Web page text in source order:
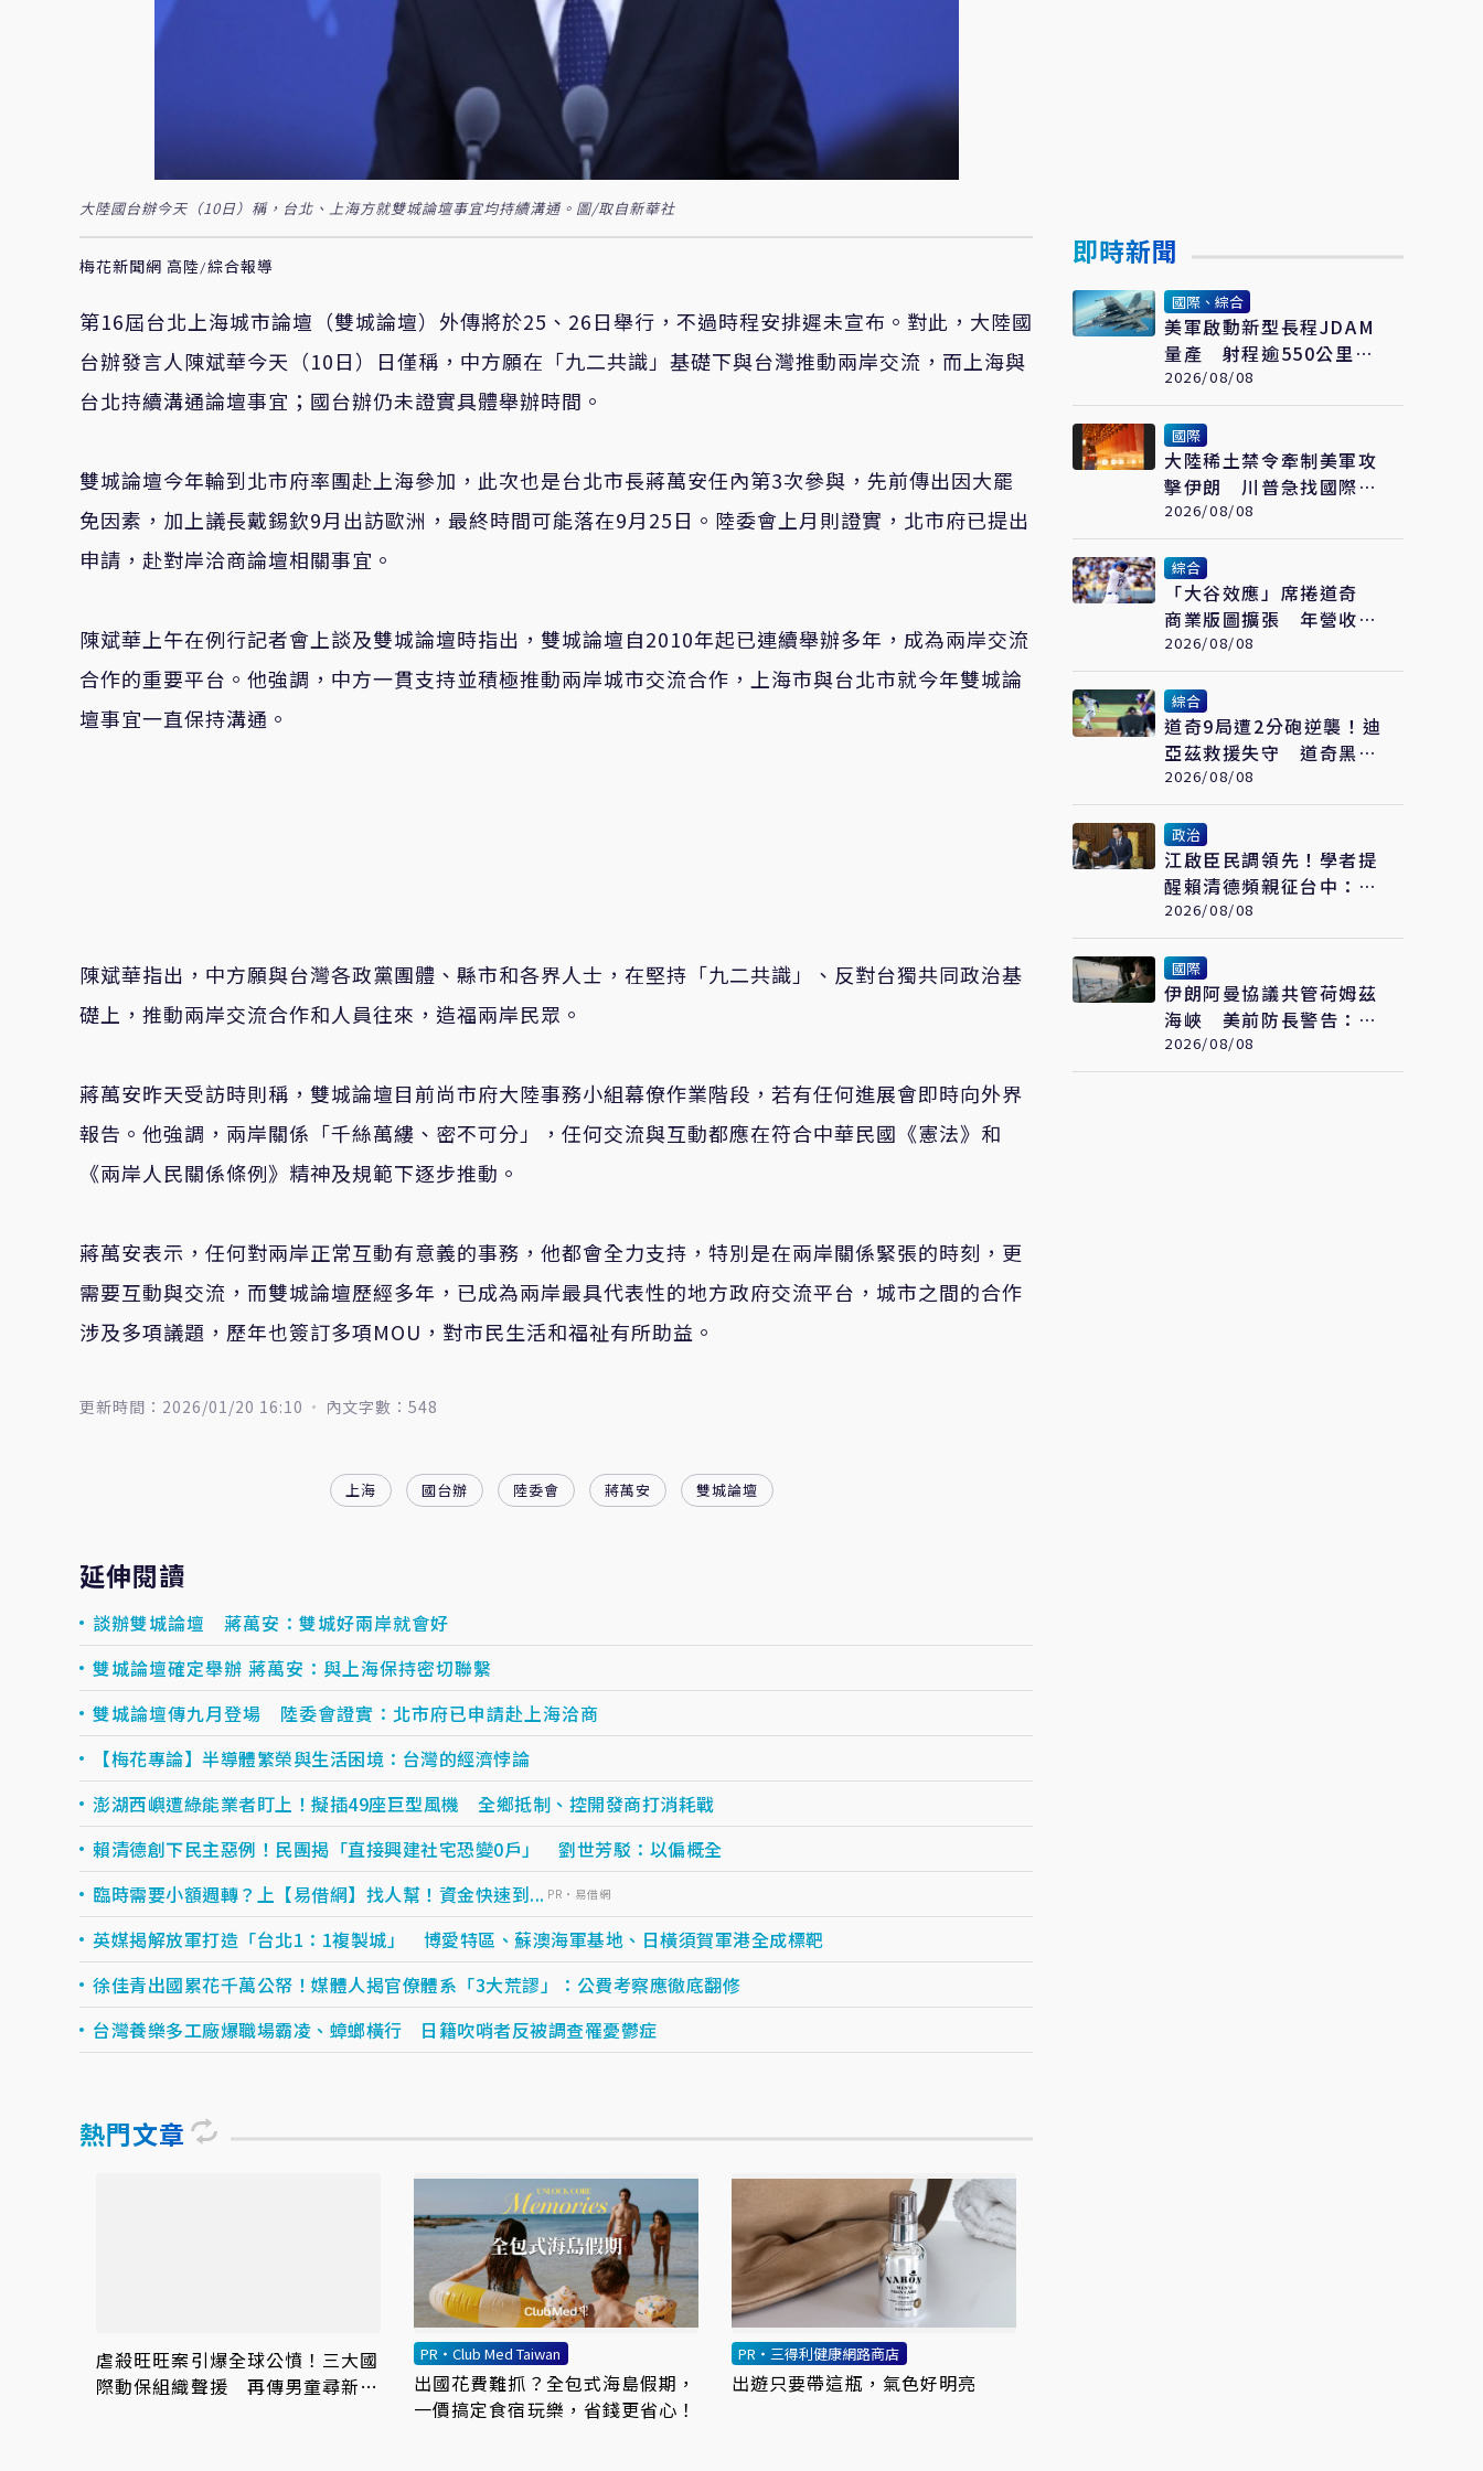
大陸國台辦今天（10日）稱，台北、上海方就雙城論壇事宜均持續溝通。圖/取自新華社
梅花新聞網 高陸/綜合報導
第16屆台北上海城市論壇（雙城論壇）外傳將於25、26日舉行，不過時程安排遲未宣布。對此，大陸國
台辦發言人陳斌華今天（10日）日僅稱，中方願在「九二共識」基礎下與台灣推動兩岸交流，而上海與
台北持續溝通論壇事宜；國台辦仍未證實具體舉辦時間。
雙城論壇今年輪到北市府率團赴上海參加，此次也是台北市長蔣萬安任內第3次參與，先前傳出因大罷
免因素，加上議長戴錫欽9月出訪歐洲，最終時間可能落在9月25日。陸委會上月則證實，北市府已提出
申請，赴對岸洽商論壇相關事宜。
陳斌華上午在例行記者會上談及雙城論壇時指出，雙城論壇自2010年起已連續舉辦多年，成為兩岸交流
合作的重要平台。他強調，中方一貫支持並積極推動兩岸城市交流合作，上海市與台北市就今年雙城論
壇事宜一直保持溝通。
陳斌華指出，中方願與台灣各政黨團體、縣市和各界人士，在堅持「九二共識」、反對台獨共同政治基
礎上，推動兩岸交流合作和人員往來，造福兩岸民眾。
蔣萬安昨天受訪時則稱，雙城論壇目前尚市府大陸事務小組幕僚作業階段，若有任何進展會即時向外界
報告。他強調，兩岸關係「千絲萬縷、密不可分」，任何交流與互動都應在符合中華民國《憲法》和
《兩岸人民關係條例》精神及規範下逐步推動。
蔣萬安表示，任何對兩岸正常互動有意義的事務，他都會全力支持，特別是在兩岸關係緊張的時刻，更
需要互動與交流，而雙城論壇歷經多年，已成為兩岸最具代表性的地方政府交流平台，城市之間的合作
涉及多項議題，歷年也簽訂多項MOU，對市民生活和福祉有所助益。
更新時間：2026/01/20 16:10 內文字數：548
上海 國台辦 陸委會 蔣萬安 雙城論壇
延伸閱讀
談辦雙城論壇 蔣萬安：雙城好兩岸就會好
雙城論壇確定舉辦 蔣萬安：與上海保持密切聯繫
雙城論壇傳九月登場 陸委會證實：北市府已申請赴上海洽商
【梅花專論】半導體繁榮與生活困境：台灣的經濟悖論
澎湖西嶼遭綠能業者盯上！擬插49座巨型風機 全鄉抵制、控開發商打消耗戰
賴清德創下民主惡例！民團揭「直接興建社宅恐變0戶」 劉世芳駁：以偏概全
臨時需要小額週轉？上【易借網】找人幫！資金快速到... PR・易借網
英媒揭解放軍打造「台北1：1複製城」 博愛特區、蘇澳海軍基地、日橫須賀軍港全成標靶
徐佳青出國累花千萬公帑！媒體人揭官僚體系「3大荒謬」：公費考察應徹底翻修
台灣養樂多工廠爆職場霸凌、蟑螂橫行 日籍吹哨者反被調查罹憂鬱症
熱門文章
虐殺旺旺案引爆全球公憤！三大國
際動保組織聲援 再傳男童尋新目
PR・Club Med Taiwan
出國花費難抓？全包式海島假期，
一價搞定食宿玩樂，省錢更省心！
PR・三得利健康網路商店
出遊只要帶這瓶，氣色好明亮
即時新聞
國際、綜合
美軍啟動新型長程JDAM
量產 射程逾550公里、
低成本 防區外打擊新利
器
2026/08/08
國際
大陸稀土禁令牽制美軍攻
擊伊朗 川普急找國際礦
業巨頭開會反制
2026/08/08
綜合
「大谷效應」席捲道奇
商業版圖擴張 年營收衝
破322億元 只是起點
2026/08/08
綜合
道奇9局遭2分砲逆襲！迪
亞茲救援失守 道奇黑色
8月痛吞7連敗
2026/08/08
政治
江啟臣民調領先！學者提
醒賴清德頻親征台中：應
先強化「這部分」
2026/08/08
國際
伊朗阿曼協議共管荷姆茲
海峽 美前防長警告：結
果將非常糟糕
2026/08/08